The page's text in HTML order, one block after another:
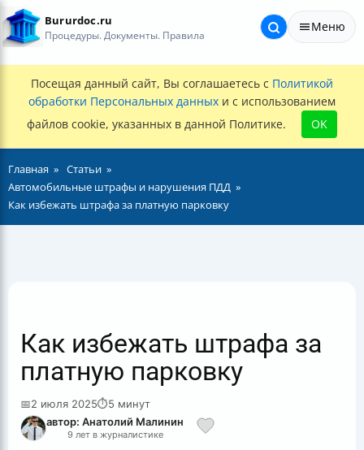
Bururdoc.ru
Процедуры. Документы. Правила
Меню
Посещая данный сайт, Вы соглашаетесь с Политикой
обработки Персональных данных и с использованием
файлов cookie, указанных в данной Политике.
OK
Главная
Статьи
Автомобильные штрафы и нарушения ПДД
Как избежать штрафа за платную парковку
Как избежать штрафа за
платную парковку
📅2 июля 2025⏱5 минут
автор: Анатолий Малинин
9 лет в журналистике